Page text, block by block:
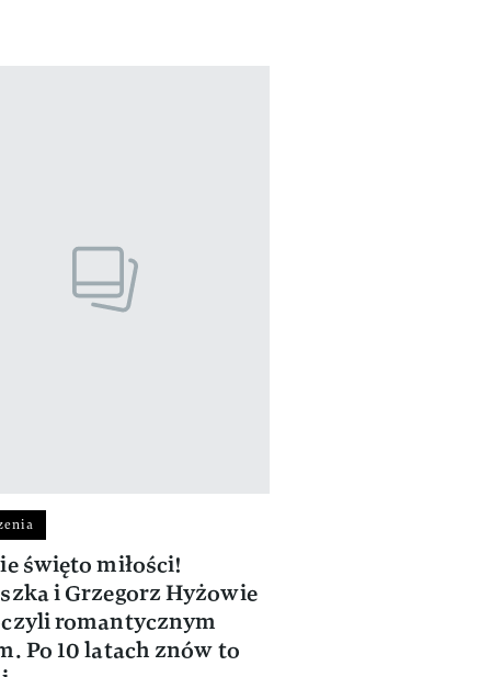
święto miłości!
i Grzegorz Hyżowie
romantycznym
Po 10 latach znów to